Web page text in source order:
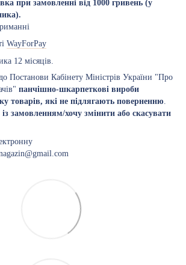
при замовленні від 1000 гривень (у
WayForPay
12 місяців.
Постанови Кабінету Міністрів України "Про
панчішно-шкарпеткові вироби
товарів, які не підлягають поверненню
замовленням/хочу змінити або скасувати